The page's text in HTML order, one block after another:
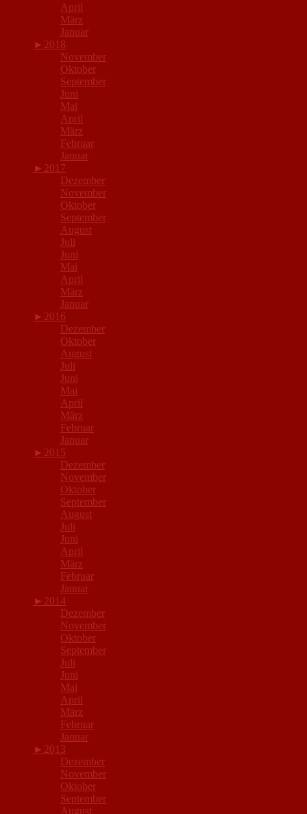
April
März
Januar
► 2018
November
Oktober
September
Juni
Mai
April
März
Februar
Januar
► 2017
Dezember
November
Oktober
September
August
Juli
Juni
Mai
April
März
Januar
► 2016
Dezember
Oktober
August
Juli
Juni
Mai
April
März
Februar
Januar
► 2015
Dezember
November
Oktober
September
August
Juli
Juni
April
März
Februar
Januar
► 2014
Dezember
November
Oktober
September
Juli
Juni
Mai
April
März
Februar
Januar
► 2013
Dezember
November
Oktober
September
August